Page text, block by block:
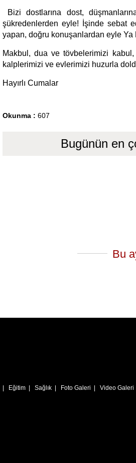
Bizi dostlarına dost,
şükredenlerden eyle! İşinde sebat
yapan, doğru konuşanlardan eyle Ya
Makbul, dua ve tövbelerimizi kabul,
kalplerimizi ve evlerimizi huzurla
Hayırlı Cumalar
Okunma : 607
Bugünün en
Bu
Eğitim Sağlık Foto Galeri Video Galeri